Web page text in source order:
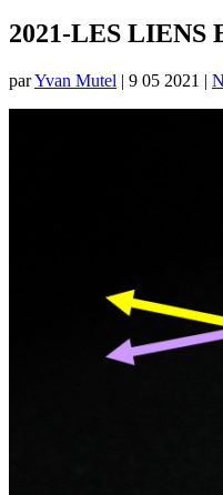
2021-LES LIENS
parYvan Mutel | 9 05 2021 |